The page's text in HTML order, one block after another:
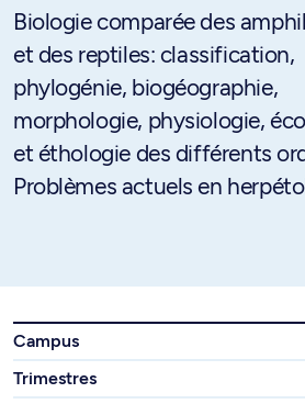
Biologie comparée des
et des reptiles: classification,
phylogénie, biogéographie,
morphologie, physiologie,
et éthologie des différents
Problèmes actuels en
Campus
Trimestres